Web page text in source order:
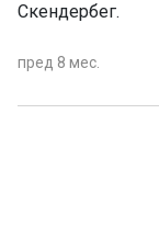
Скендербег.
пред 8 мес.